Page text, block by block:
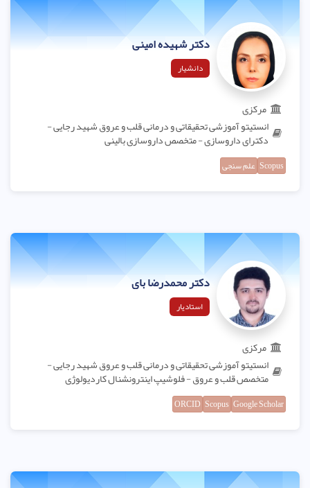
دکتر شهیده امینی
دانشیار
مرکزی
انستیتو آموزشی تحقیقاتی و درمانی قلب و عروق شهید رجایی -
دکترای داروسازی - متخصص داروسازی بالینی
Scopus علم سنجی
دکتر محمدرضا بای
استادیار
مرکزی
انستیتو آموزشی تحقیقاتی و درمانی قلب و عروق شهید رجایی -
متخصص قلب و عروق - فلوشیپ اینترونشنال کاردیولوژی
Google Scholar
Scopus
ORCID